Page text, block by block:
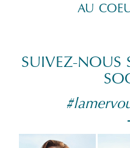
AU
SUIVEZ-NOUS